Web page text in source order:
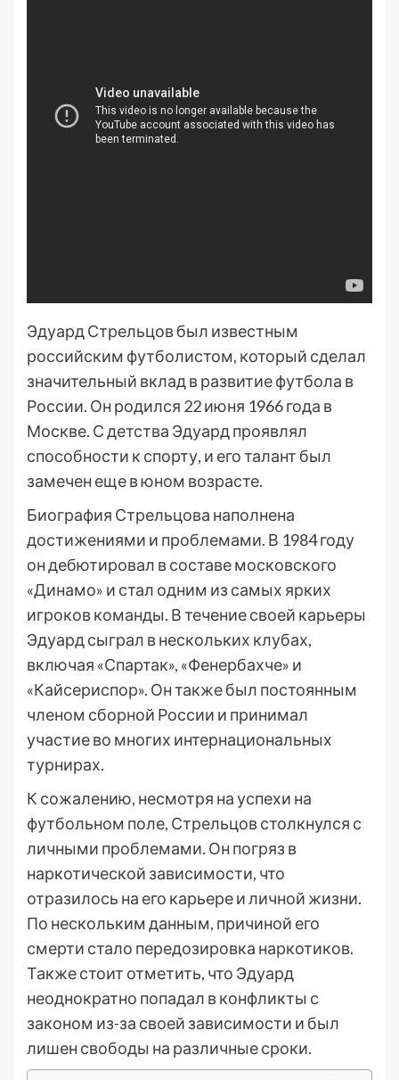
Эдуард Стрельцов был известным
российским футболистом, который сделал
значительный вклад в развитие футбола в
России. Он родился 22 июня 1966 года в
Москве. С детства Эдуард проявлял
способности к спорту, и его талант был
замечен еще в юном возрасте.
Биография Стрельцова наполнена
достижениями и проблемами. В 1984 году
он дебютировал в составе московского
«Динамо» и стал одним из самых ярких
игроков команды. В течение своей карьеры
Эдуард сыграл в нескольких клубах,
включая «Спартак», «Фенербахче» и
«Кайсериспор». Он также был постоянным
членом сборной России и принимал
участие во многих интернациональных
турнирах.
К сожалению, несмотря на успехи на
футбольном поле, Стрельцов столкнулся с
личными проблемами. Он погряз в
наркотической зависимости, что
отразилось на его карьере и личной жизни.
По нескольким данным, причиной его
смерти стало передозировка наркотиков.
Также стоит отметить, что Эдуард
неоднократно попадал в конфликты с
законом из-за своей зависимости и был
лишен свободы на различные сроки.